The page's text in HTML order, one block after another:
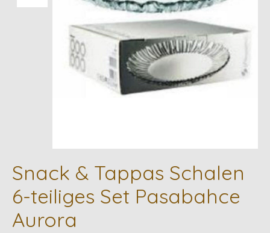
Snack & Tappas Schalen
6-teiliges Set Pasabahce
Aurora